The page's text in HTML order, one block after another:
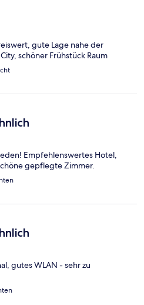
gute Lage nahe der
schöner Frühstück Raum
Empfehlenswertes Hotel,
gepflegte Zimmer.
gutes WLAN - sehr zu